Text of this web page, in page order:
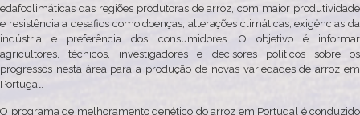
edafoclimáticas das regiões produtoras de arroz, com maior produtividade
e resistência a desafios como doenças, alterações climáticas, exigências da
indústria e preferência dos consumidores. O objetivo é informar
agricultores, técnicos, investigadores e decisores políticos sobre os
progressos nesta área para a produção de novas variedades de arroz em
Portugal.
O programa de melhoramento genético do arroz em Portugal é conduzido